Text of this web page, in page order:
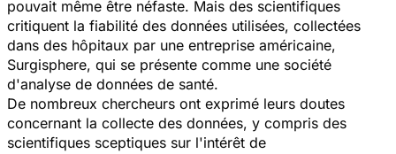
pouvait même être néfaste. Mais des scientifiques
critiquent la fiabilité des données utilisées, collectées
dans des hôpitaux par une entreprise américaine,
Surgisphere, qui se présente comme une société
d'analyse de données de santé.
De nombreux chercheurs ont exprimé leurs doutes
concernant la collecte des données, y compris des
scientifiques sceptiques sur l'intérêt de